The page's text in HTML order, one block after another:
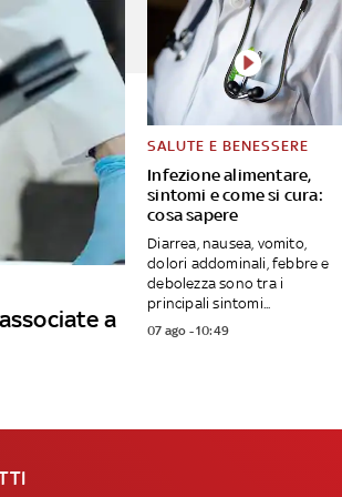
a
Infezione alimentare,
sintomi e come si cura:
cosa sapere
SALUTE E BENESSERE
Diarrea, nausea, vomito,
dolori addominali, febbre e
debolezza sono tra i
principali sintomi...
07 ago - 10:49